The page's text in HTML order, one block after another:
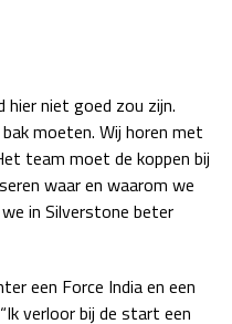
27 - 29 nov
zo 17:00 - 19:00
hier niet goed zou zijn.
moeten. Wij horen met
team moet de koppen bij
waar en waarom we
in Silverstone beter
een Force India en een
verloor bij de start een